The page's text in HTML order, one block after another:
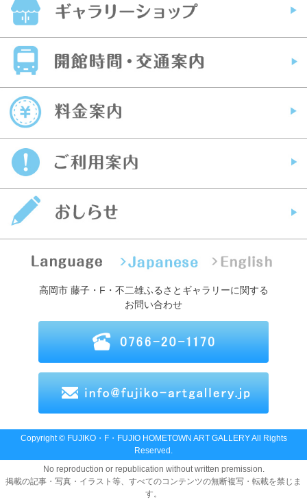
高岡市 藤子・F・不二雄ふるさとギャラリーに関する
お問い合わせ
Copyright © FUJIKO・F・FUJIO HOMETOWN ART GALLERY All Rights
Reserved.
No reproduction or republication without written premission.
掲載の記事・写真・イラスト等、すべてのコンテンツの無断複写・転載を禁じま
す。